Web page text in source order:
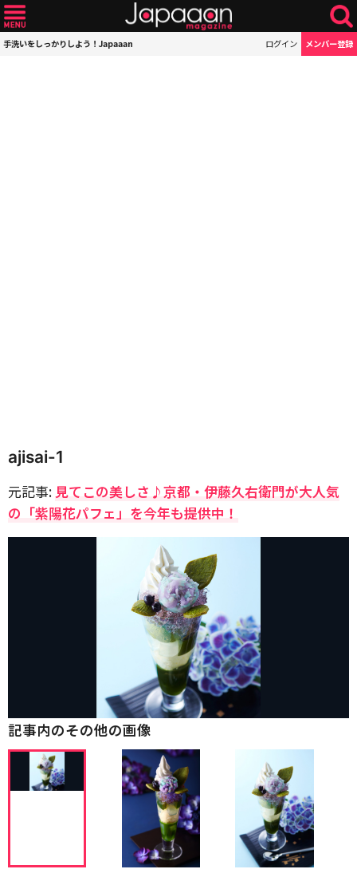
手洗いをしっかりしよう！Japaaan ログイン メンバー登録
ajisai-1
元記事:見てこの美しさ♪京都・伊藤久右衛門が大人気
の「紫陽花パフェ」を今年も提供中！
記事内のその他の画像